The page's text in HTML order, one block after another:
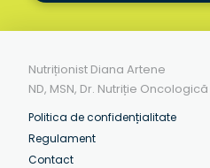
Nutriționist Diana Artene
ND, MSN, Dr. Nutriție Oncologică
Politica de confidențialitate
Regulament
Contact